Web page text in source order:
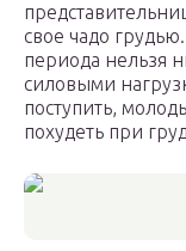
свое чадо
периода нельзя
силовыми
поступить,
похудеть при